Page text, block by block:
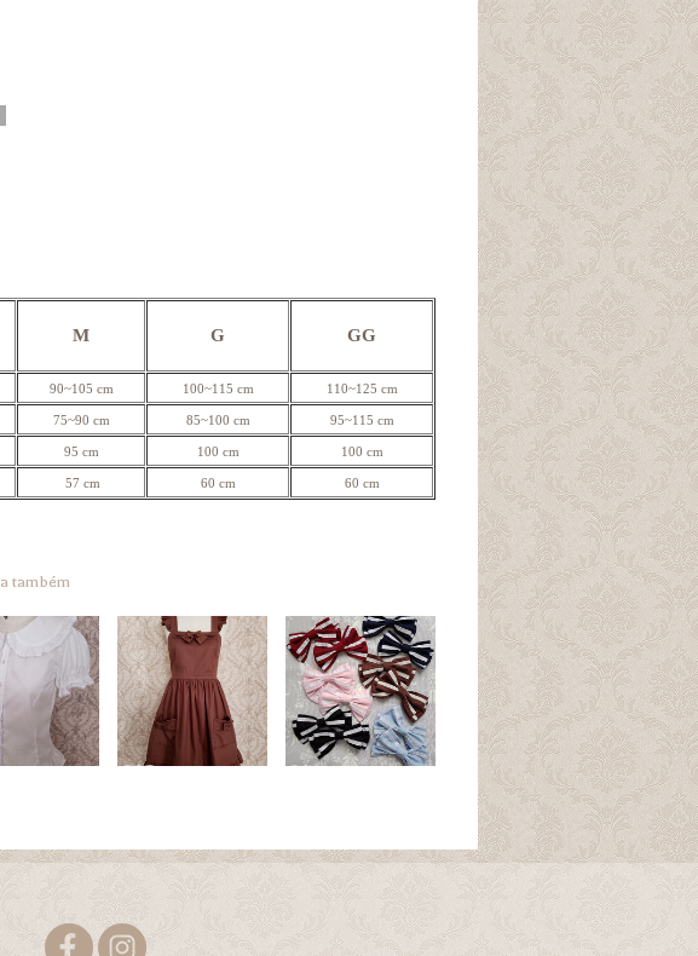
M G GG
90~105 cm 100~115 cm 110~125 cm
75~90 cm 85~100 cm 95~115 cm
95 cm 100 cm 100 cm
57 cm 60 cm 60 cm
também